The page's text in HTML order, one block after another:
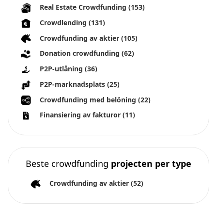
Real Estate Crowdfunding (153)
Crowdlending (131)
Crowdfunding av aktier (105)
Donation crowdfunding (62)
P2P-utlåning (36)
P2P-marknadsplats (25)
Crowdfunding med belöning (22)
Finansiering av fakturor (11)
Beste crowdfunding projecten per type
Crowdfunding av aktier (52)